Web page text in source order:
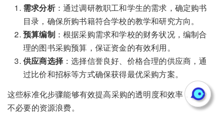
需求分析：通过调研教职工和学生的需求，确定购书
目录，确保所购书籍符合学校的教学和研究方向。
预算编制：根据采购需求和学校的财务状况，编制合
理的图书采购预算，保证资金的有效利用。
供应商选择 ：选择信誉良好、价格合理的供应商，通
过比价和招标等方式确保获得最优采购方案。
这些标准化步骤能够有效提高采购的透明度和效率，减少
不必要的资源浪费。